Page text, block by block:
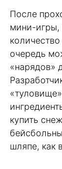
После
мини-игры,
очередь
«нарядов»
купить
шляпе, как